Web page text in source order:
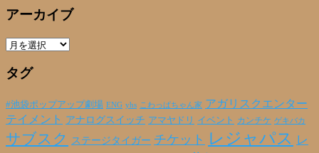
アーカイブ
ア
カ
ブ
タグ
#池袋ポップアップ劇場 ENG yhs こわっぱちゃん家 アガリスクエンター
テイメント アナログスイッチ アマヤドリ イベント カンチケ ゲキバカ
サブスク ステージタイガー チケット レジャパス レ